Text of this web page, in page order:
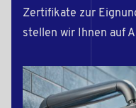
Zertifikate zur
stellen wir Ihnen auf